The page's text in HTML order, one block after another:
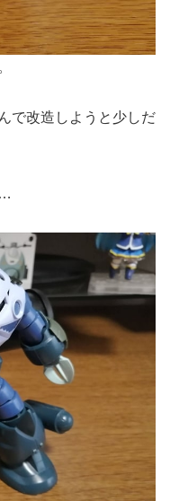
で改造しようと少しだ